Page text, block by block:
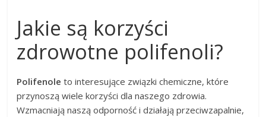
Jakie są korzyści
zdrowotne polifenoli?
Polifenole to interesujące związki chemiczne, które
przynoszą wiele korzyści dla naszego zdrowia.
Wzmacniają naszą odporność i działają przeciwzapalnie,